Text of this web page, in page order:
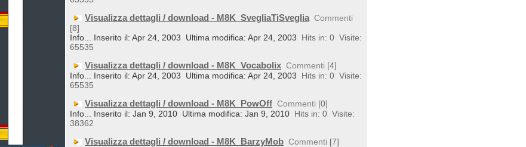
Visualizza dettagli / download - M8K_SvegliaTiSveglia Commenti
[8]
Info... Inserito il: Apr 24, 2003
Ultima modifica: Apr 24, 2003 Hits in: 0 Visite:
65535
Visualizza dettagli / download - M8K_Vocabolix Commenti [4]
Info... Inserito il: Apr 24, 2003
Ultima modifica: Apr 24, 2003 Hits in: 0 Visite:
65535
Visualizza dettagli / download - M8K_PowOff Commenti [0]
Info... Inserito il: Jan 9, 2010 Ultima modifica: Jan 9, 2010 Hits in: 0 Visite:
38362
Visualizza dettagli / download - M8K_BarzyMob Commenti [7]